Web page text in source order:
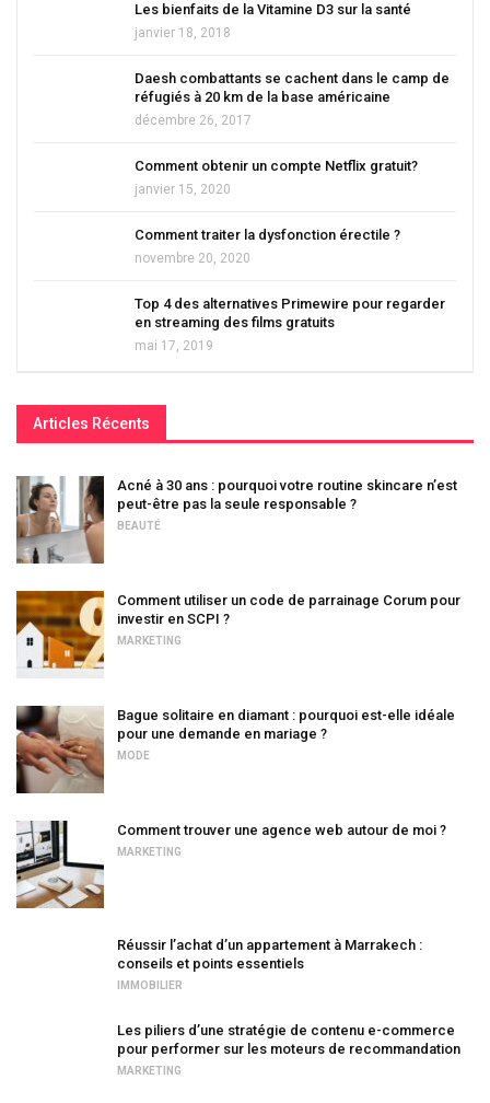
Les bienfaits de la Vitamine D3 sur la santé
janvier 18, 2018
Daesh combattants se cachent dans le camp de
réfugiés à 20 km de la base américaine
décembre 26, 2017
Comment obtenir un compte Netflix gratuit?
janvier 15, 2020
Comment traiter la dysfonction érectile ?
novembre 20, 2020
Top 4 des alternatives Primewire pour regarder
en streaming des films gratuits
mai 17, 2019
Articles Récents
Acné à 30 ans : pourquoi votre routine skincare n’est
peut-être pas la seule responsable ?
BEAUTÉ
Comment utiliser un code de parrainage Corum pour
investir en SCPI ?
MARKETING
Bague solitaire en diamant : pourquoi est-elle idéale
pour une demande en mariage ?
MODE
Comment trouver une agence web autour de moi ?
MARKETING
Réussir l’achat d’un appartement à Marrakech :
conseils et points essentiels
IMMOBILIER
Les piliers d’une stratégie de contenu e-commerce
pour performer sur les moteurs de recommandation
MARKETING